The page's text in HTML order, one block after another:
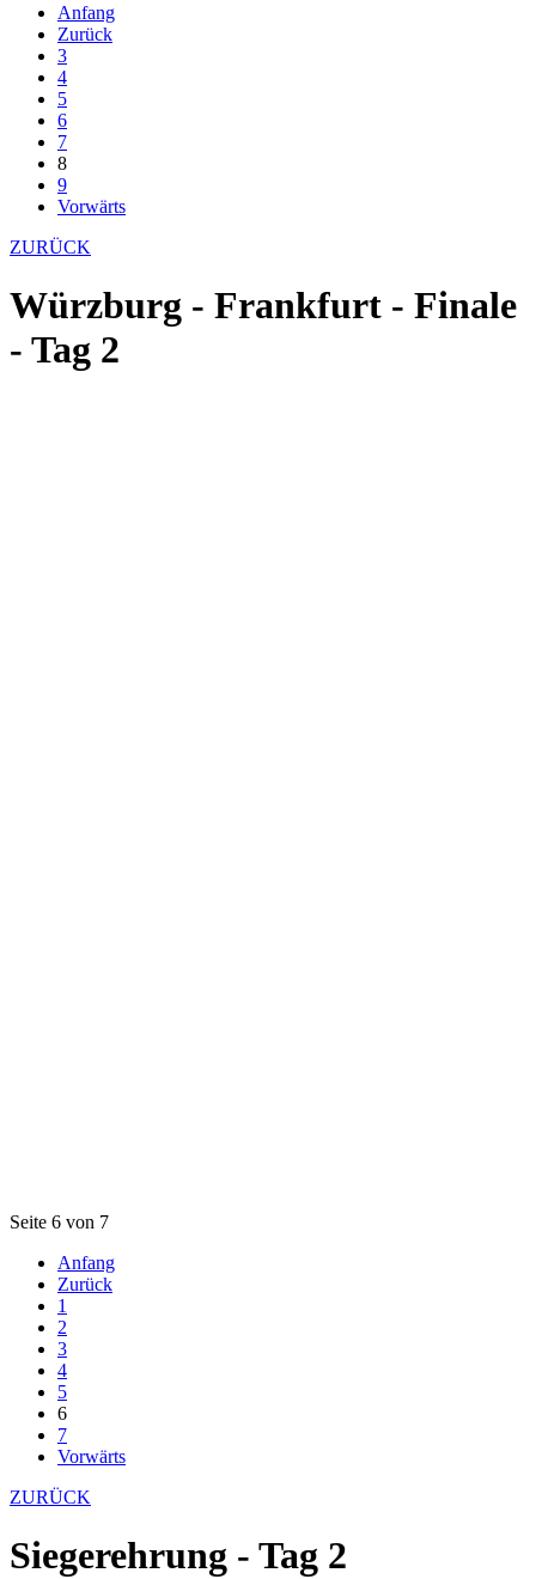
Anfang
Zurück
3
4
5
6
7
8
9
Vorwärts
ZURÜCK
Würzburg - Frankfurt - Finale
- Tag 2
Seite 6 von 7
Anfang
Zurück
1
2
3
4
5
6
7
Vorwärts
ZURÜCK
Siegerehrung - Tag 2